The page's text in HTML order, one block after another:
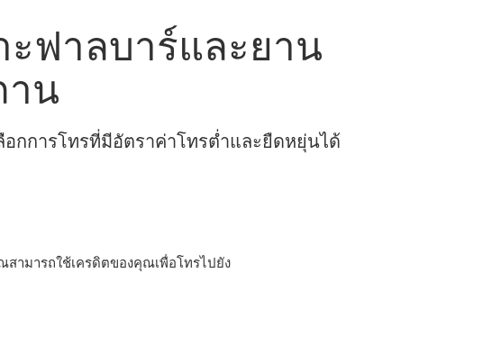
ะฟาลบาร์และยาน
าน
กการโทรที่มีอัตราค่าโทรต่ำและยืดหยุ่นได้
สามารถใช้เครดิตของคุณเพื่อโทรไปยัง